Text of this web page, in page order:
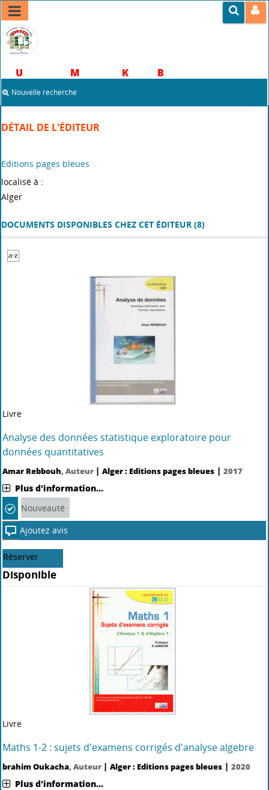
U Mohamed Khider B
Nouvelle recherche
DÉTAIL DE L'ÉDITEUR
Editions pages bleues
localisé à :
Alger
DOCUMENTS DISPONIBLES CHEZ CET ÉDITEUR (8)
Livre
Analyse des données statistique exploratoire pour
données quantitatives
Amar Rebbouh, Auteur | Alger : Editions pages bleues | 2017
Plus d'information...
Nouveauté
Ajoutez avis
Réserver
Disponible
Livre
Maths 1-2 : sujets d'examens corrigés d'analyse algebre
brahim Oukacha, Auteur | Alger : Editions pages bleues | 2020
Plus d'information...